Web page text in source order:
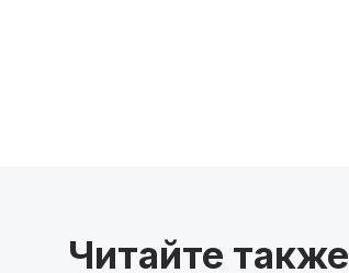
Читайте также